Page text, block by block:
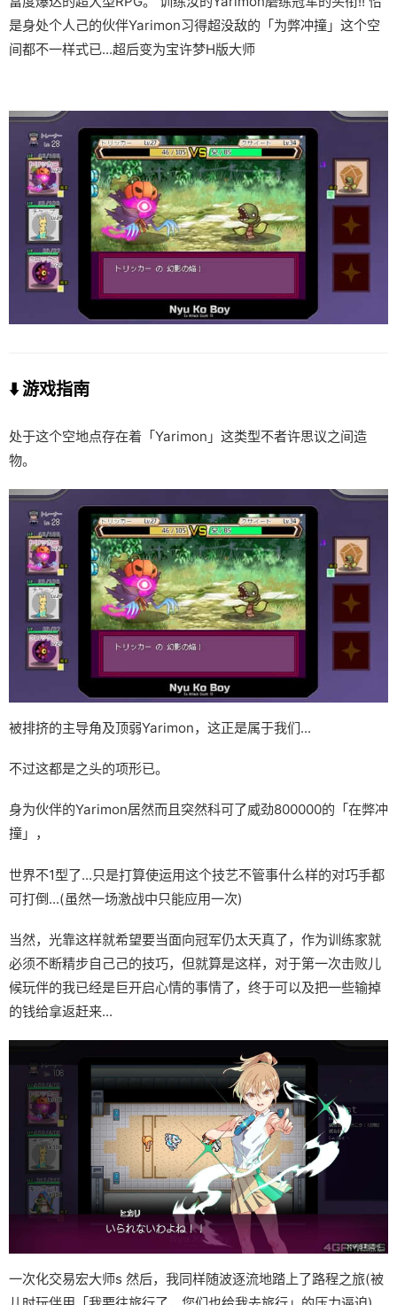
是身处个人己的伙伴Yarimon习得超没敌的「为弊冲撞」这个空
间都不一样式已...超后变为宝许梦H版大师
⬇️ 游戏指南
处于这个空地点存在着「Yarimon」这类型不者许思议之间造
物。
被排挤的主导角及顶弱Yarimon，这正是属于我们...
不过这都是之头的项形已。
身为伙伴的Yarimon居然而且突然科可了威劲800000的「在弊冲
撞」，
世界不1型了...只是打算使运用这个技艺不管事什么样的对巧手都
可打倒...(虽然一场激战中只能应用一次)
当然，光靠这样就希望要当面向冠军仍太天真了，作为训练家就
必须不断精步自己己的技巧，但就算是这样，对于第一次击败儿
候玩伴的我已经是巨开启心情的事情了，终于可以及把一些输掉
的钱给拿返赶来...
一次化交易宏大师s 然后，我同样随波逐流地踏上了路程之旅(被